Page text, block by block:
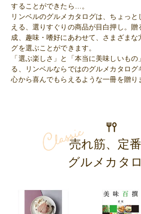
することができたら…。
リンベルのグルメカタログは、ちょっと
える、選りすぐりの商品が目白押し。贈
成、趣味・嗜好にあわせて、さまざまな
グを選ぶことができます。
「選ぶ楽しさ」と「本当に美味しいも
る、リンベルならではのグルメカタログ
心から喜んでもらえるような一冊を贈り
売れ筋、定
グルメカタ